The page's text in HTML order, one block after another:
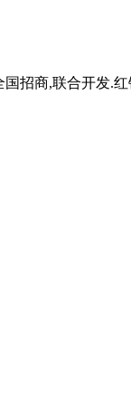
招商,联合开发.